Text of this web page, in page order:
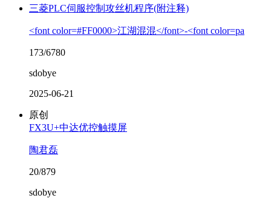
三菱PLC伺服控制攻丝机程序(附注释)
<font color=#FF0000>江湖混混</font>-<font color=pa
173/6780
sdobye
2025-06-21
原创
FX3U+中达优控触摸屏
陶君磊
20/879
sdobye